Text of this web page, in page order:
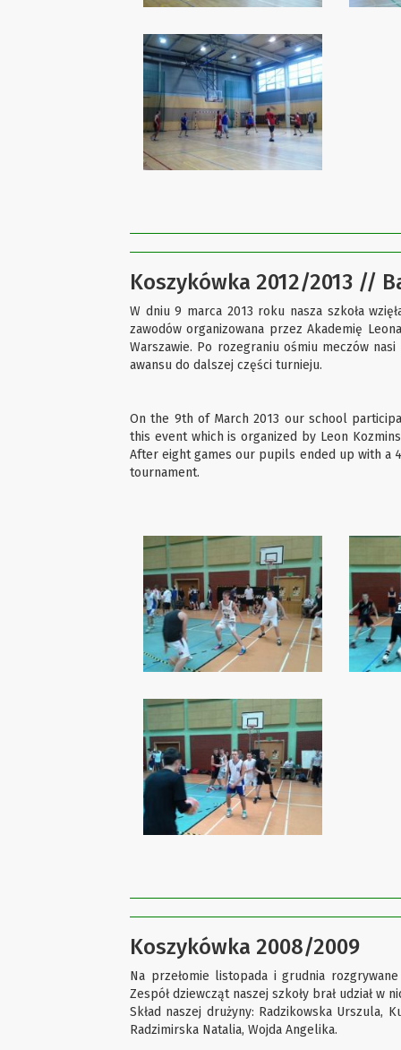
Koszykówka 2012/2013 //
W dniu 9 marca 2013 roku nasza szkoła
zawodów organizowana przez Akademię
Warszawie. Po rozegraniu ośmiu meczów
awansu do dalszej części turnieju.
On the 9th of March 2013 our school
this event which is organized by Leon
After eight games our pupils ended up with
tournament.
Koszykówka 2008/2009
Na przełomie listopada i grudnia
Zespół dziewcząt naszej szkoły brał udział w
Skład naszej drużyny: Radzikowska Urszula,
Radzimirska Natalia, Wojda Angelika.